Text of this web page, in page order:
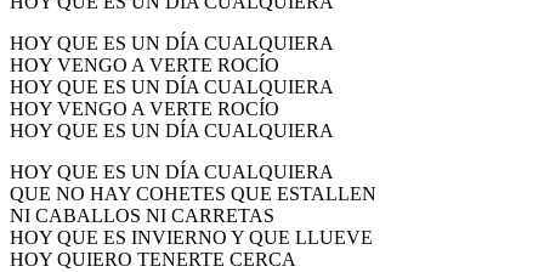
HOY QUE ES UN DÍA CUALQUIERA
HOY VENGO A VERTE ROCÍO
HOY QUE ES UN DÍA CUALQUIERA
HOY VENGO A VERTE ROCÍO
HOY QUE ES UN DÍA CUALQUIERA
HOY QUE ES UN DÍA CUALQUIERA
QUE NO HAY COHETES QUE ESTALLEN
NI CABALLOS NI CARRETAS
HOY QUE ES INVIERNO Y QUE LLUEVE
HOY QUIERO TENERTE CERCA
¿Cuándo se construyó la primera ermita?
El traslado cada siete años
¿Cuales son los actos principales que se celebran en el
Rocío?
En el Rocío, ¿dónde me alojo?